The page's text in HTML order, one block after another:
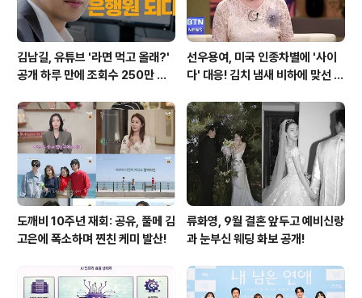
김남길, 유튜브 '라면 먹고 올래?'
공개 하루 만에 조회수 250만 돌
선우용여, 미국 인종차별에 '사이
다' 대응! 김치 냄새 비하에 맞선 통
도깨비 10주년 재회: 공유, 풀메 김
고은에 폭소하며 찐친 케미 발산!
류화영, 9월 결혼 앞두고 예비신랑
과 눈부신 웨딩 화보 공개!